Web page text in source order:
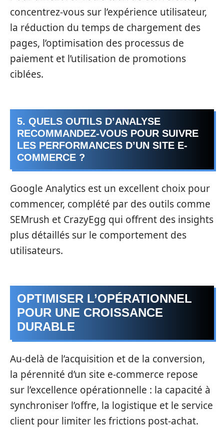
concentrez-vous sur l’expérience utilisateur,
la réduction du temps de chargement des
pages, l’optimisation des processus de
paiement et l’utilisation de promotions
ciblées.
5. QUELS OUTILS D’ANALYSE
RECOMMANDEZ-VOUS POUR SUIVRE
LES PERFORMANCES D’UN SITE E-
COMMERCE ?
Google Analytics est un excellent choix pour
commencer, complété par des outils comme
SEMrush et CrazyEgg qui offrent des insights
plus détaillés sur le comportement des
utilisateurs.
OPTIMISER L’OPÉRATIONNEL
POUR UNE CROISSANCE
DURABLE
Au-delà de l’acquisition et de la conversion,
la pérennité d’un site e‑commerce repose
sur l’excellence opérationnelle : la capacité à
synchroniser l’offre, la logistique et le service
client pour limiter les frictions post‑achat.